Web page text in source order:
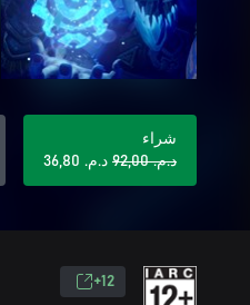
شراء
د.م.‏ 92,00
د.م.‏ 36,80
12+